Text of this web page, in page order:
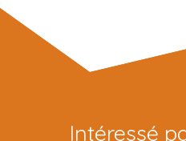
Intéressé